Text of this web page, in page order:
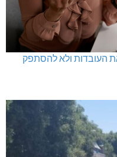
העובדות ולא להסתפק